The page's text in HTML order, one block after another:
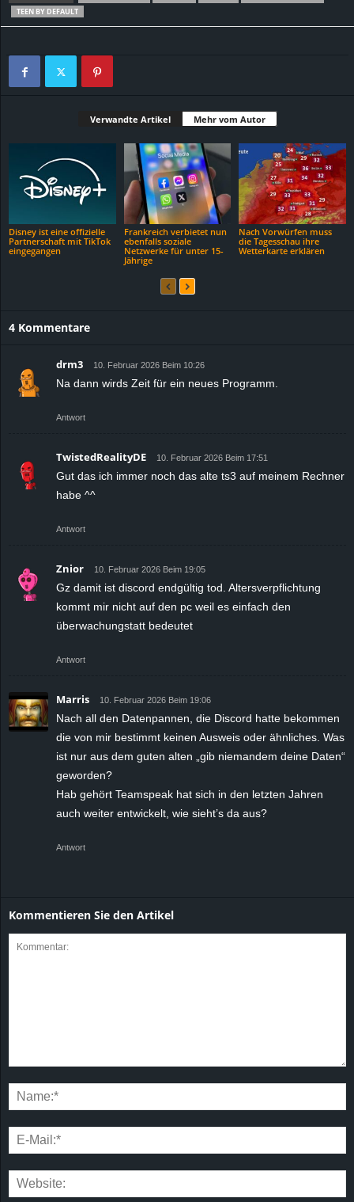
TEEN BY DEFAULT
Verwandte Artikel Mehr vom Autor
Disney ist eine offizielle
Partnerschaft mit TikTok
eingegangen
Frankreich verbietet nun
ebenfalls soziale
Netzwerke für unter 15-
Jährige
Nach Vorwürfen muss
die Tagesschau ihre
Wetterkarte erklären
4 Kommentare
drm3 10. Februar 2026 Beim 10:26
Na dann wirds Zeit für ein neues Programm.
Antwort
TwistedRealityDE 10. Februar 2026 Beim 17:51
Gut das ich immer noch das alte ts3 auf meinem Rechner
habe ^^
Antwort
Znior 10. Februar 2026 Beim 19:05
Gz damit ist discord endgültig tod. Altersverpflichtung
kommt mir nicht auf den pc weil es einfach den
überwachungstatt bedeutet
Antwort
Marris 10. Februar 2026 Beim 19:06
Nach all den Datenpannen, die Discord hatte bekommen
die von mir bestimmt keinen Ausweis oder ähnliches. Was
ist nur aus dem guten alten „gib niemandem deine Daten“
geworden?
Hab gehört Teamspeak hat sich in den letzten Jahren
auch weiter entwickelt, wie sieht’s da aus?
Antwort
Kommentieren Sie den Artikel